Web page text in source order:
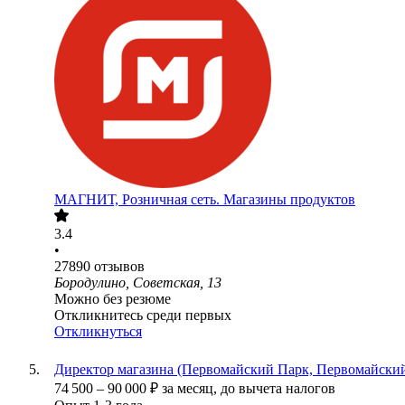
МАГНИТ, Розничная сеть. Магазины продуктов
3.4
•
27890 отзывов
Бородулино, Советская, 13
Можно без резюме
Откликнитесь среди первых
Откликнуться
Директор магазина (Первомайский Парк,
74 500 – 90 000 ₽ за месяц, до вычета налогов